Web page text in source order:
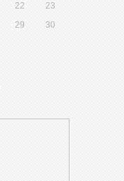
22
23
29
30